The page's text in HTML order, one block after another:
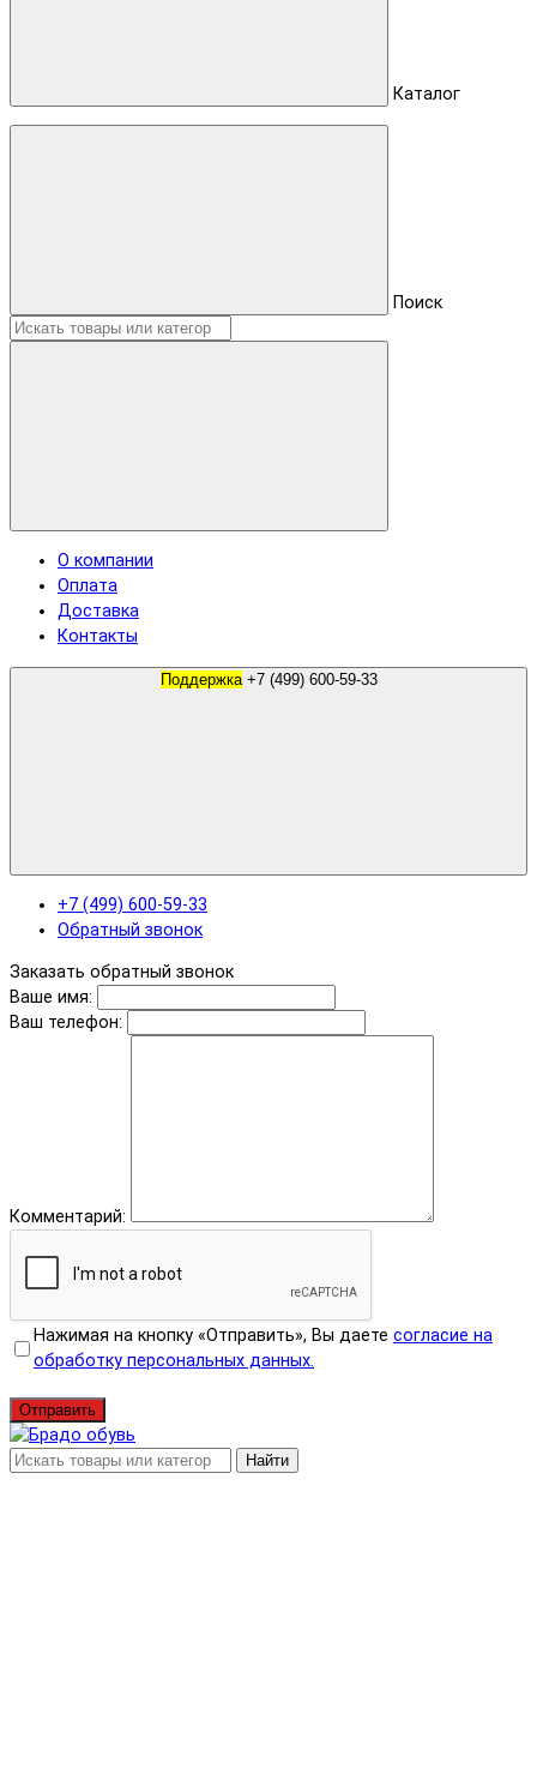
Каталог
Поиск
О компании
Оплата
Доставка
Контакты
Поддержка +7 (499) 600-59-33
+7 (499) 600-59-33
Обратный звонок
Заказать обратный звонок
Ваше имя:
Ваш телефон:
Комментарий:
Нажимая на кнопку «Отправить», Вы даете согласие на
обработку персональных данных.
Отправить
Найти